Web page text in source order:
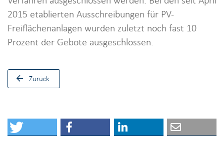
2015 etablierten Ausschreibungen für PV-
Freiflächenanlagen wurden zuletzt noch fast 10
Prozent der Gebote ausgeschlossen.
Zurück